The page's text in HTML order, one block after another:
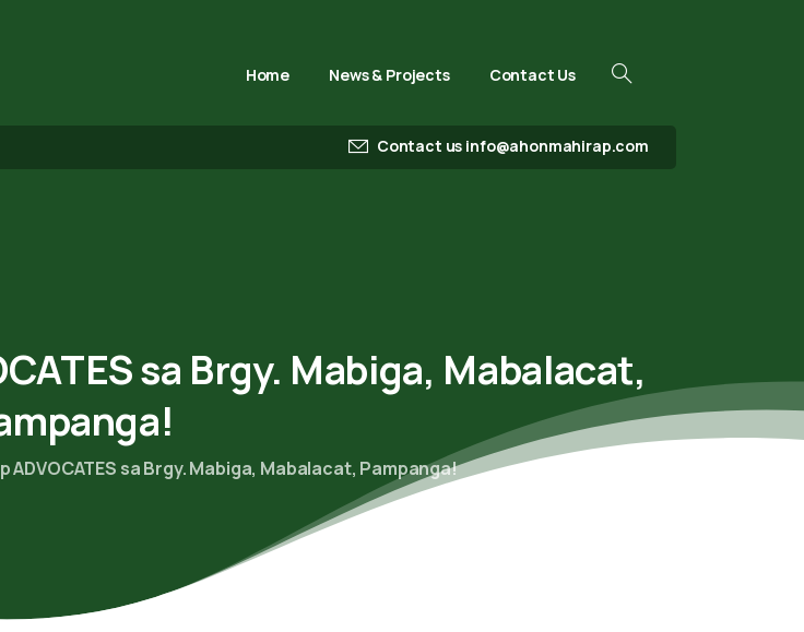
Home News & Projects Contact Us
Contact us info@ahonmahirap.com
sa Brgy. Mabiga, Mabalacat,
ADVOCATES sa Brgy. Mabiga, Mabalacat, Pampanga!